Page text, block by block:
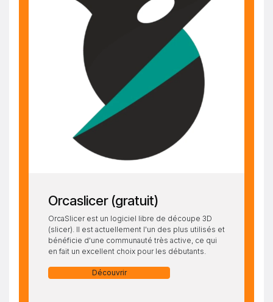
Orcaslicer (gratuit)
OrcaSlicer est un logiciel libre de découpe 3D
(slicer). Il est actuellement l'un des plus utilisés et
bénéficie d'une communauté très active, ce qui
en fait un excellent choix pour les débutants.
Découvrir